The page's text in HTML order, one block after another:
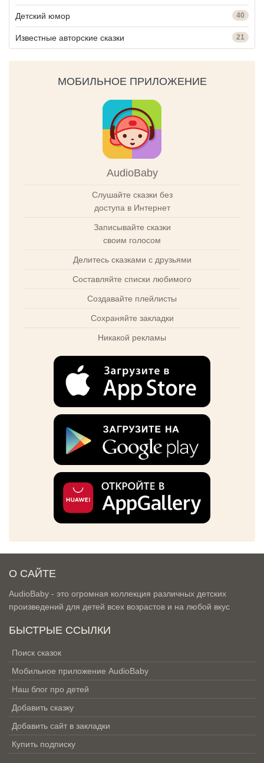
Детский юмор 40
Известные авторские сказки 21
МОБИЛЬНОЕ ПРИЛОЖЕНИЕ
AudioBaby
Слушайте сказки без
доступа в Интернет
Записывайте сказки
своим голосом
Делитесь сказками с друзьями
Составляйте списки любимого
Создавайте плейлисты
Сохраняйте закладки
Никакой рекламы
О САЙТЕ
AudioBaby - это огромная коллекция различных детских
произведений для детей всех возрастов и на любой вкус
БЫСТРЫЕ ССЫЛКИ
Поиск сказок
Мобильное приложение AudioBaby
Наш блог про детей
Добавить сказку
Добавить сайт в закладки
Купить подписку